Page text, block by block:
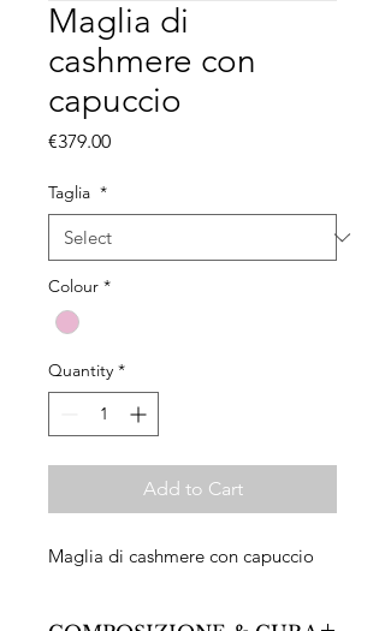
Maglia di
cashmere con
capuccio
€379.00Price
Taglia *
Colour *
Quantity *
Add to Cart
Maglia di cashmere con capuccio